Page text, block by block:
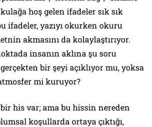
hoş gelen ifadeler sık sık
ifadeler, yazıyı okurken okuru
akmasını da kolaylaştırıyor.
insanın aklına şu soru
bir şeyi açıklıyor mu, yoksa
mi kuruyor?
his var; ama bu hissin nereden
koşullarda ortaya çıktığı,